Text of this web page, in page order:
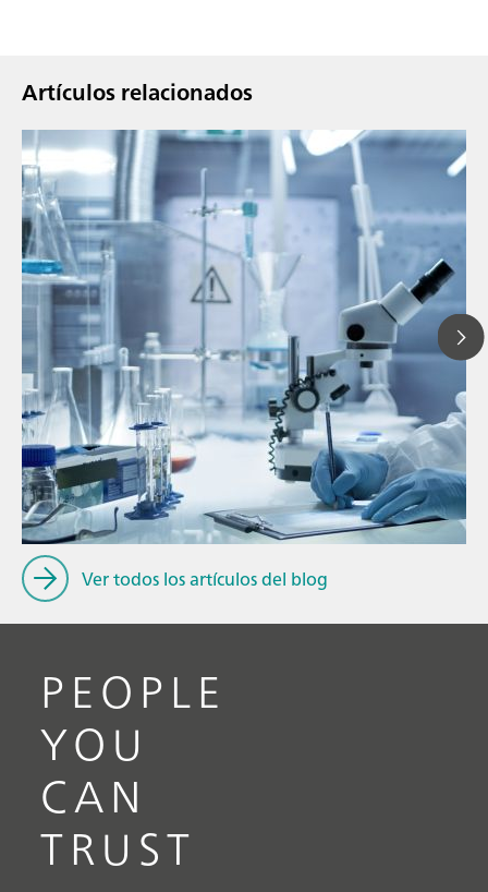
Artículos relacionados
// Blog post
// Electroquímica
// Conocimiento general
Ver todos los artículos del blog
PEOPLE
YOU
CAN
TRUST